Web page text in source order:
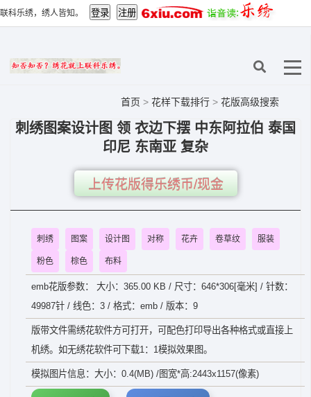
联科乐绣，绣人皆知。
首页 > 花样下载排行 > 花版高级搜索
刺绣图案设计图 领 衣边下摆 中东阿拉伯 泰国
印尼 东南亚 复杂
上传花版得乐绣币/现金
刺绣 图案 设计图 对称 花卉 卷草纹 服装
粉色 棕色 布料
emb花版参数： 大小：365.00 KB / 尺寸：646*306[毫米] / 针数：
49987针 / 线色：3 / 格式：emb / 版本：9
版带文件需绣花软件方可打开，可配色打印导出各种格式或直接上
机绣。如无绣花软件可下载1：1模拟效果图。
模拟图片信息：大小：0.4(MB) /图宽*高:2443x1157(像素)